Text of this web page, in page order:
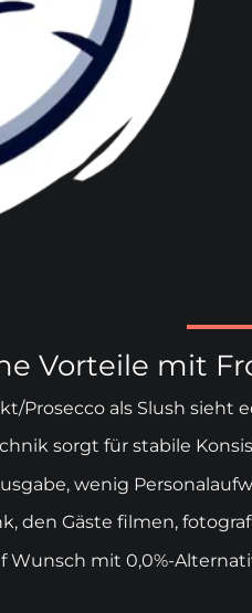
Vorteile mit
Prosecco als Slush sieht
sorgt für stabile
wenig
den Gäste filmen,
Wunsch mit 0,0%-